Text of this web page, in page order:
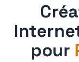
pour